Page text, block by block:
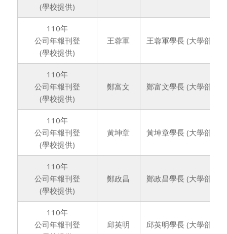
(學校提供)
110年
公司年報刊登
(學校提供)
王蓉軍 王蓉軍學長 (大學部78
110年
公司年報刊登
(學校提供)
鄭富文 鄭富文學長 (大學部78
110年
公司年報刊登
(學校提供)
黃坤章 黃坤章學長 (大學部79
110年
公司年報刊登
(學校提供)
鄭政昌 鄭政昌學長 (大學部78
110年
公司年報刊登
邱英明 邱英明學長 (大學部82